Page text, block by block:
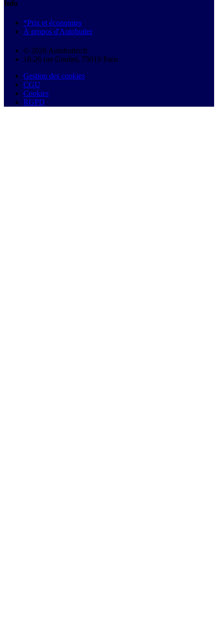
Info
*Prix et économies
À propos d'Autobutler
© 2026 Autobutler.fr
18-26 rue Goubet, 75019 Paris
Gestion des cookies
CGU
Cookies
RGPD